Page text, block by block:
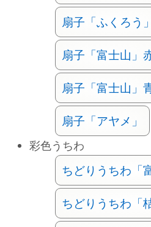
扇子「ふくろう
扇子「富士山」
扇子「富士山」
扇子「アヤメ」
彩色うちわ
ちどりうちわ「
ちどりうちわ「